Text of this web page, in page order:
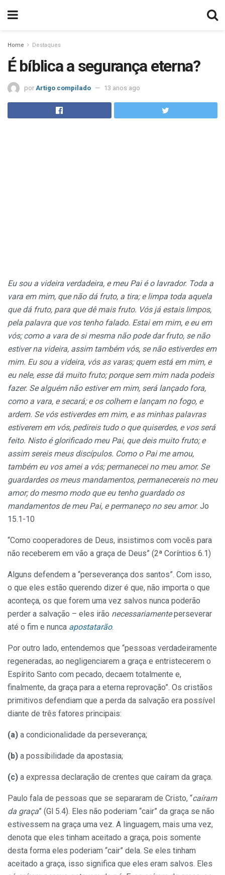
Home Destaques
É bíblica a segurança eterna?
por Artigo compilado 13 anos ago
Eu sou a videira verdadeira, e meu Pai é o lavrador. Toda a
vara em mim, que não dá fruto, a tira; e limpa toda aquela
que dá fruto, para que dê mais fruto. Vós já estais limpos,
pela palavra que vos tenho falado. Estai em mim, e eu em
vós; como a vara de si mesma não pode dar fruto, se não
estiver na videira, assim também vós, se não estiverdes em
mim. Eu sou a videira, vós as varas; quem está em mim, e
eu nele, esse dá muito fruto; porque sem mim nada podeis
fazer. Se alguém não estiver em mim, será lançado fora,
como a vara, e secará; e os colhem e lançam no fogo, e
ardem. Se vós estiverdes em mim, e as minhas palavras
estiverem em vós, pedireis tudo o que quiserdes, e vos será
feito. Nisto é glorificado meu Pai, que deis muito fruto; e
assim sereis meus discípulos. Como o Pai me amou,
também eu vos amei a vós; permanecei no meu amor. Se
guardardes os meus mandamentos, permanecereis no meu
amor; do mesmo modo que eu tenho guardado os
mandamentos de meu Pai, e permaneço no seu amor. Jo
15.1-10
“Como cooperadores de Deus, insistimos com vocês para
não receberem em vão a graça de Deus” (2ª Coríntios 6.1)
Alguns defendem a “perseverança dos santos”. Com isso,
o que eles estão querendo dizer é que, não importa o que
aconteça, os que forem uma vez salvos nunca poderão
perder a salvação – eles irão necessariamenteperseverar
até o fim e nunca apostatarão.
Por outro lado, entendemos que “pessoas verdadeiramente
regeneradas, ao negligenciarem a graça e entristecerem o
Espírito Santo com pecado, decaem totalmente e,
finalmente, da graça para a eterna reprovação”. Os cristãos
primitivos defendiam que a perda da salvação era possível
diante de três fatores principais:
(a) a condicionalidade da perseverança;
(b) a possibilidade da apostasia;
(c) a expressa declaração de crentes que caíram da graça.
Paulo fala de pessoas que se separaram de Cristo, “caíram
da graça” (Gl 5.4). Eles não poderiam “cair” da graça se não
estivessem na graça uma vez. A linguagem, mais uma vez,
denota que eles tinham aceitado a graça, pois somente
desta forma eles poderiam “cair” dela. Se eles tinham
aceitado a graça, isso significa que eles eram salvos. Eles